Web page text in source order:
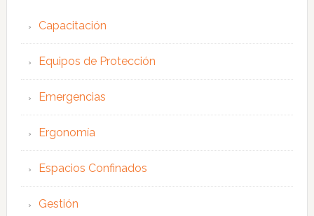
Capacitación
Equipos de Protección
Emergencias
Ergonomía
Espacios Confinados
Gestión